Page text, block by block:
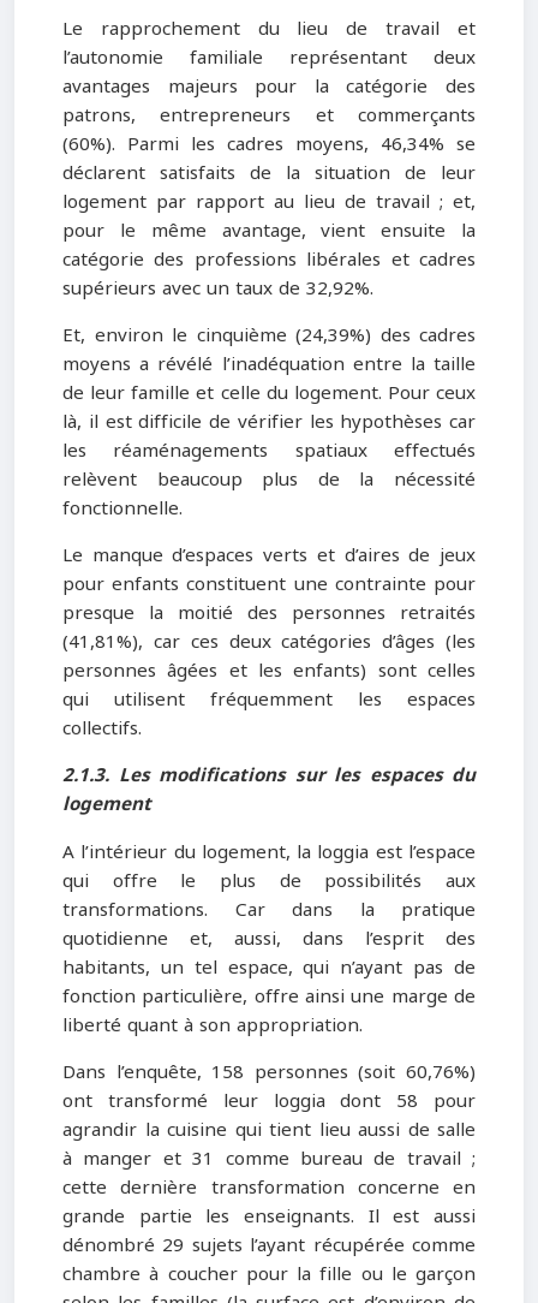
Le rapprochement du lieu de travail et
l’autonomie familiale représentant deux
avantages majeurs pour la catégorie des
patrons, entrepreneurs et commerçants
(60%). Parmi les cadres moyens, 46,34% se
déclarent satisfaits de la situation de leur
logement par rapport au lieu de travail ; et,
pour le même avantage, vient ensuite la
catégorie des professions libérales et cadres
supérieurs avec un taux de 32,92%.
Et, environ le cinquième (24,39%) des cadres
moyens a révélé l’inadéquation entre la taille
de leur famille et celle du logement. Pour ceux
là, il est difficile de vérifier les hypothèses car
les réaménagements spatiaux effectués
relèvent beaucoup plus de la nécessité
fonctionnelle.
Le manque d’espaces verts et d’aires de jeux
pour enfants constituent une contrainte pour
presque la moitié des personnes retraités
(41,81%), car ces deux catégories d’âges (les
personnes âgées et les enfants) sont celles
qui utilisent fréquemment les espaces
collectifs.
2.1.3. Les modifications sur les espaces du
logement
A l’intérieur du logement, la loggia est l’espace
qui offre le plus de possibilités aux
transformations. Car dans la pratique
quotidienne et, aussi, dans l’esprit des
habitants, un tel espace, qui n’ayant pas de
fonction particulière, offre ainsi une marge de
liberté quant à son appropriation.
Dans l’enquête, 158 personnes (soit 60,76%)
ont transformé leur loggia dont 58 pour
agrandir la cuisine qui tient lieu aussi de salle
à manger et 31 comme bureau de travail ;
cette dernière transformation concerne en
grande partie les enseignants. Il est aussi
dénombré 29 sujets l’ayant récupérée comme
chambre à coucher pour la fille ou le garçon